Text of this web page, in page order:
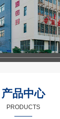
产品中心
PRODUCTS